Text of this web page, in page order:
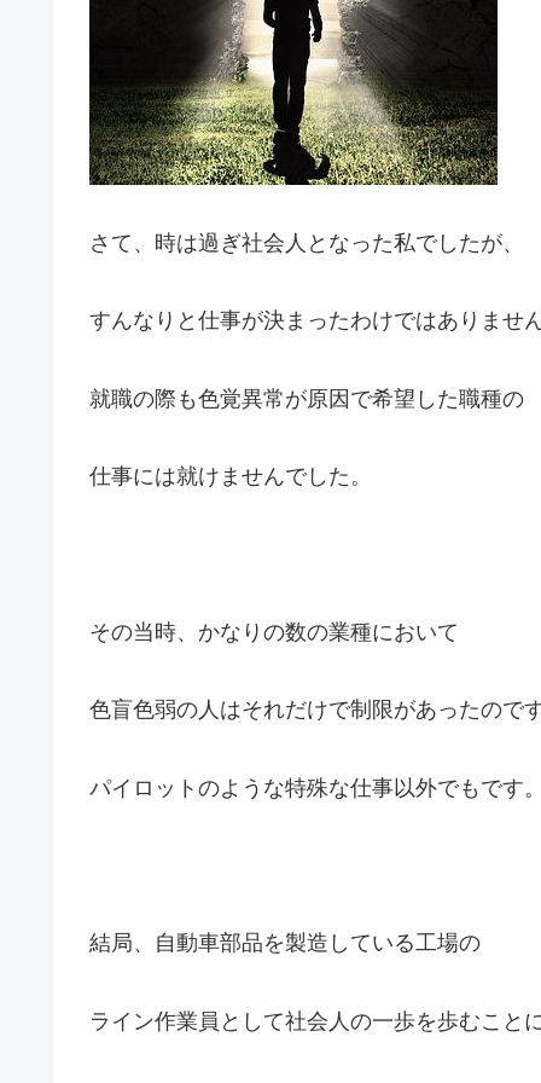
さて、時は過ぎ社会人となった私でしたが、
すんなりと仕事が決まったわけではありませ
就職の際も色覚異常が原因で希望した職種の
仕事には就けませんでした。
その当時、かなりの数の業種において
色盲色弱の人はそれだけで制限があったのです
パイロットのような特殊な仕事以外でもです。
結局、自動車部品を製造している工場の
ライン作業員として社会人の一歩を歩むこと